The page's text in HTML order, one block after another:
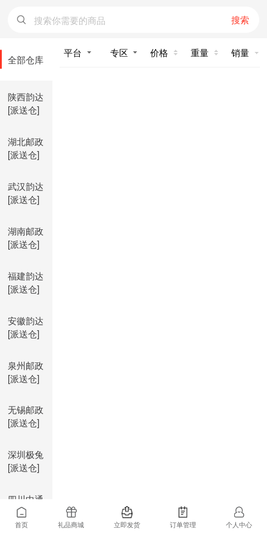
搜索
全部仓库
陕西韵达
[派送仓]
湖北邮政
[派送仓]
武汉韵达
[派送仓]
湖南邮政
[派送仓]
福建韵达
[派送仓]
安徽韵达
[派送仓]
泉州邮政
[派送仓]
无锡邮政
[派送仓]
深圳极兔
[派送仓]
四川中通
[派送仓]
价格 重量 销量
首页 礼品商城 立即发货 订单管理 个人中心